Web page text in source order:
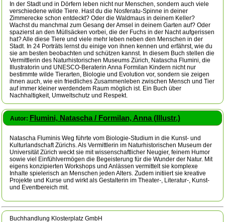
In der Stadt und in Dörfern leben nicht nur Menschen, sondern auch viele
verschiedene wilde Tiere. Hast du die Nosferatu-Spinne in deiner
Zimmerecke schon entdeckt? Oder die Waldmaus in deinem Keller?
Wachst du manchmal zum Gesang der Amsel in deinem Garten auf? Oder
spazierst an den Müllsäcken vorbei, die der Fuchs in der Nacht aufgerissen
hat? Alle diese Tiere und viele mehr leben neben den Menschen in der
Stadt. In 24 Porträts lernst du einige von ihnen kennen und erfährst, wie du
sie am besten beobachten und schützen kannst. In diesem Buch stellen die
Vermittlerin des Naturhistorischen Museums Zürich, Natascha Flumini, die
Illustratorin und UNESCO-Beraterin Anna Formilan Kindern nicht nur
bestimmte wilde Tierarten, Biologie und Evolution vor, sondern sie zeigen
ihnen auch, wie ein friedliches Zusammenleben zwischen Mensch und Tier
auf immer kleiner werdendem Raum möglich ist. Ein Buch über
Nachhaltigkeit, Umweltschutz und Respekt.
Autor: Flumini, Natascha / Formilan, Anna (Illustr.)
Natascha Fluminis Weg führte vom Biologie-Studium in die Kunst- und
Kulturlandschaft Zürichs. Als Vermittlerin im Naturhistorischen Museum der
Universität Zürich weckt sie mit wissenschaftlicher Neugier, feinem Humor
sowie viel Einfühlvermögen die Begeisterung für die Wunder der Natur. Mit
eigens konzipierten Workshops und Anlässen vermittelt sie komplexe
Inhalte spielerisch an Menschen jeden Alters. Zudem initiiert sie kreative
Projekte und Kurse und wirkt als Gestalterin im Theater-, Literatur-, Kunst-
und Eventbereich mit.
Buchhandlung Klosterplatz GmbH